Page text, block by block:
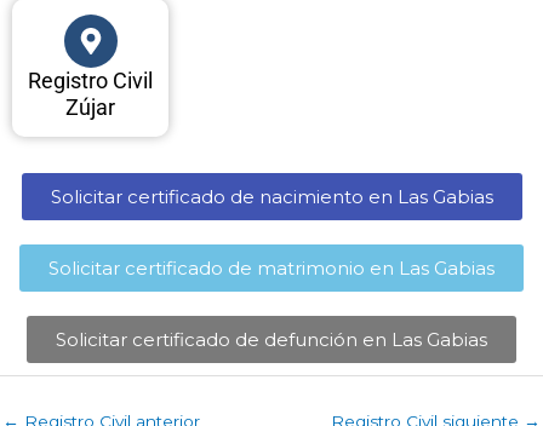
Registro Civil
Zújar
Solicitar certificado de nacimiento en Las Gabias​
Solicitar certificado de matrimonio en Las Gabias​
Solicitar certificado de defunción en Las Gabias​
← Registro Civil anterior Registro Civil siguiente →